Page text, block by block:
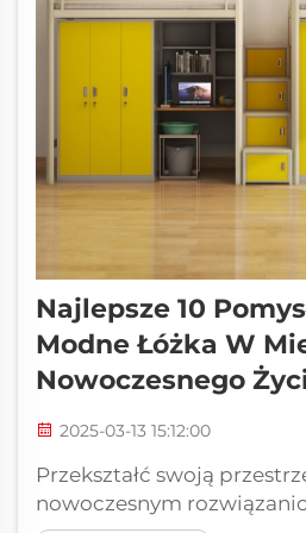
Najlepsze 10
Modne Łóżka W
Nowoczesnego
2025-03-13 15:12:00
Przekształć swoją
nowoczesnym